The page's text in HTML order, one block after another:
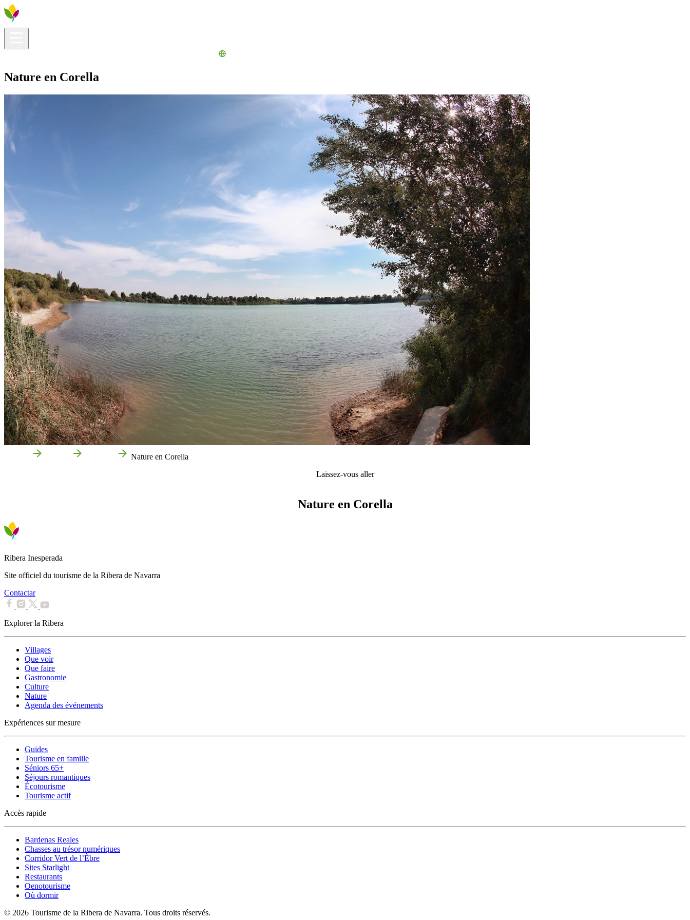
Nature en Corella
Nature en Corella
Laissez-vous aller
Nature en Corella
Ribera Inesperada
Site officiel du tourisme de la Ribera de Navarra
Contactar
Explorer la Ribera
Villages
Que voir
Que faire
Gastronomie
Culture
Nature
Agenda des événements
Expériences sur mesure
Guides
Tourisme en famille
Séniors 65+
Séjours romantiques
Écotourisme
Tourisme actif
Accès rapide
Bardenas Reales
Chasses au trésor numériques
Corridor Vert de l’Èbre
Sites Starlight
Restaurants
Oenotourisme
Où dormir
© 2026 Tourisme de la Ribera de Navarra. Tous droits réservés.